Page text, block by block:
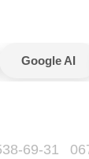
Google AI
69-31